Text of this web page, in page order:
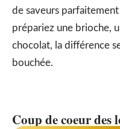
de saveurs
prépariez une brioche,
chocolat, la différence
bouchée.
Coup de coeur des